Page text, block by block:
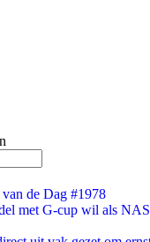
de Dag #1978
met G-cup wil als